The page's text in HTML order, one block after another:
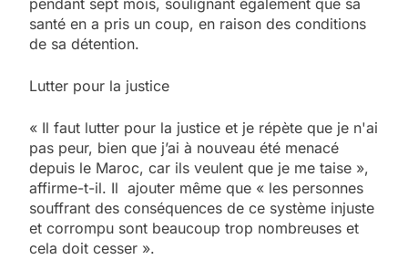
pendant sept mois, soulignant également que sa
santé en a pris un coup, en raison des conditions
de sa détention.
Lutter pour la justice
« Il faut lutter pour la justice et je répète que je n'ai
pas peur, bien que j’ai à nouveau été menacé
depuis le Maroc, car ils veulent que je me taise »,
affirme-t-il. Il ajouter même que « les personnes
souffrant des conséquences de ce système injuste
et corrompu sont beaucoup trop nombreuses et
cela doit cesser ».